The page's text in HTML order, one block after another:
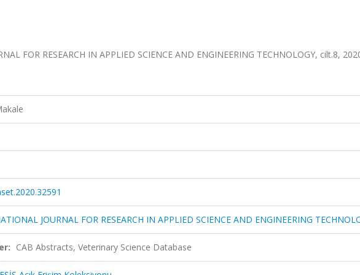
FOR RESEARCH IN APPLIED SCIENCE AND ENGINEERING TECHNOLOGY, cilt.8,
JOURNAL FOR RESEARCH IN APPLIED SCIENCE AND ENGINEERING
CAB Abstracts, Veterinary Science Database